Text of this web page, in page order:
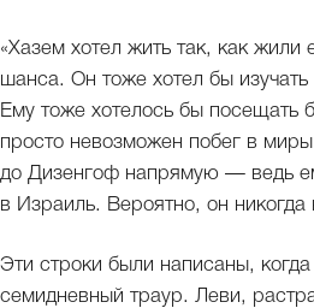
«Хазем хотел жить так, как
шанса. Он тоже хотел бы
Ему тоже хотелось бы посещать
просто невозможен побег в
до Дизенгоф напрямую — ведь
в Израиль. Вероятно, он
Эти строки были написаны,
семидневный траур. Леви,